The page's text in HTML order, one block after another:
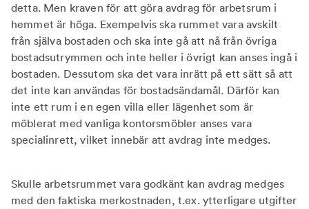
detta. Men kraven för att göra avdrag för arbetsrum i
hemmet är höga. Exempelvis ska rummet vara avskilt
från själva bostaden och ska inte gå att nå från övriga
bostadsutrymmen och inte heller i övrigt kan anses ingå i
bostaden. Dessutom ska det vara inrätt på ett sätt så att
det inte kan användas för bostadsändamål. Därför kan
inte ett rum i en egen villa eller lägenhet som är
möblerat med vanliga kontorsmöbler anses vara
specialinrett, vilket innebär att avdrag inte medges.
Skulle arbetsrummet vara godkänt kan avdrag medges
med den faktiska merkostnaden, t.ex. ytterligare utgifter